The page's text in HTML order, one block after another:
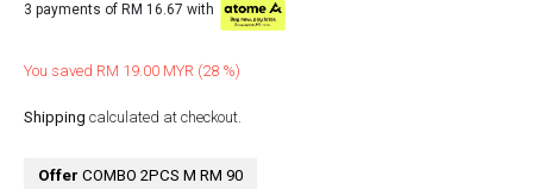
3 payments of RM 16.67 with
You saved RM 19.00 MYR (28 %)
Shipping calculated at checkout.
Offer COMBO 2PCS M RM 90